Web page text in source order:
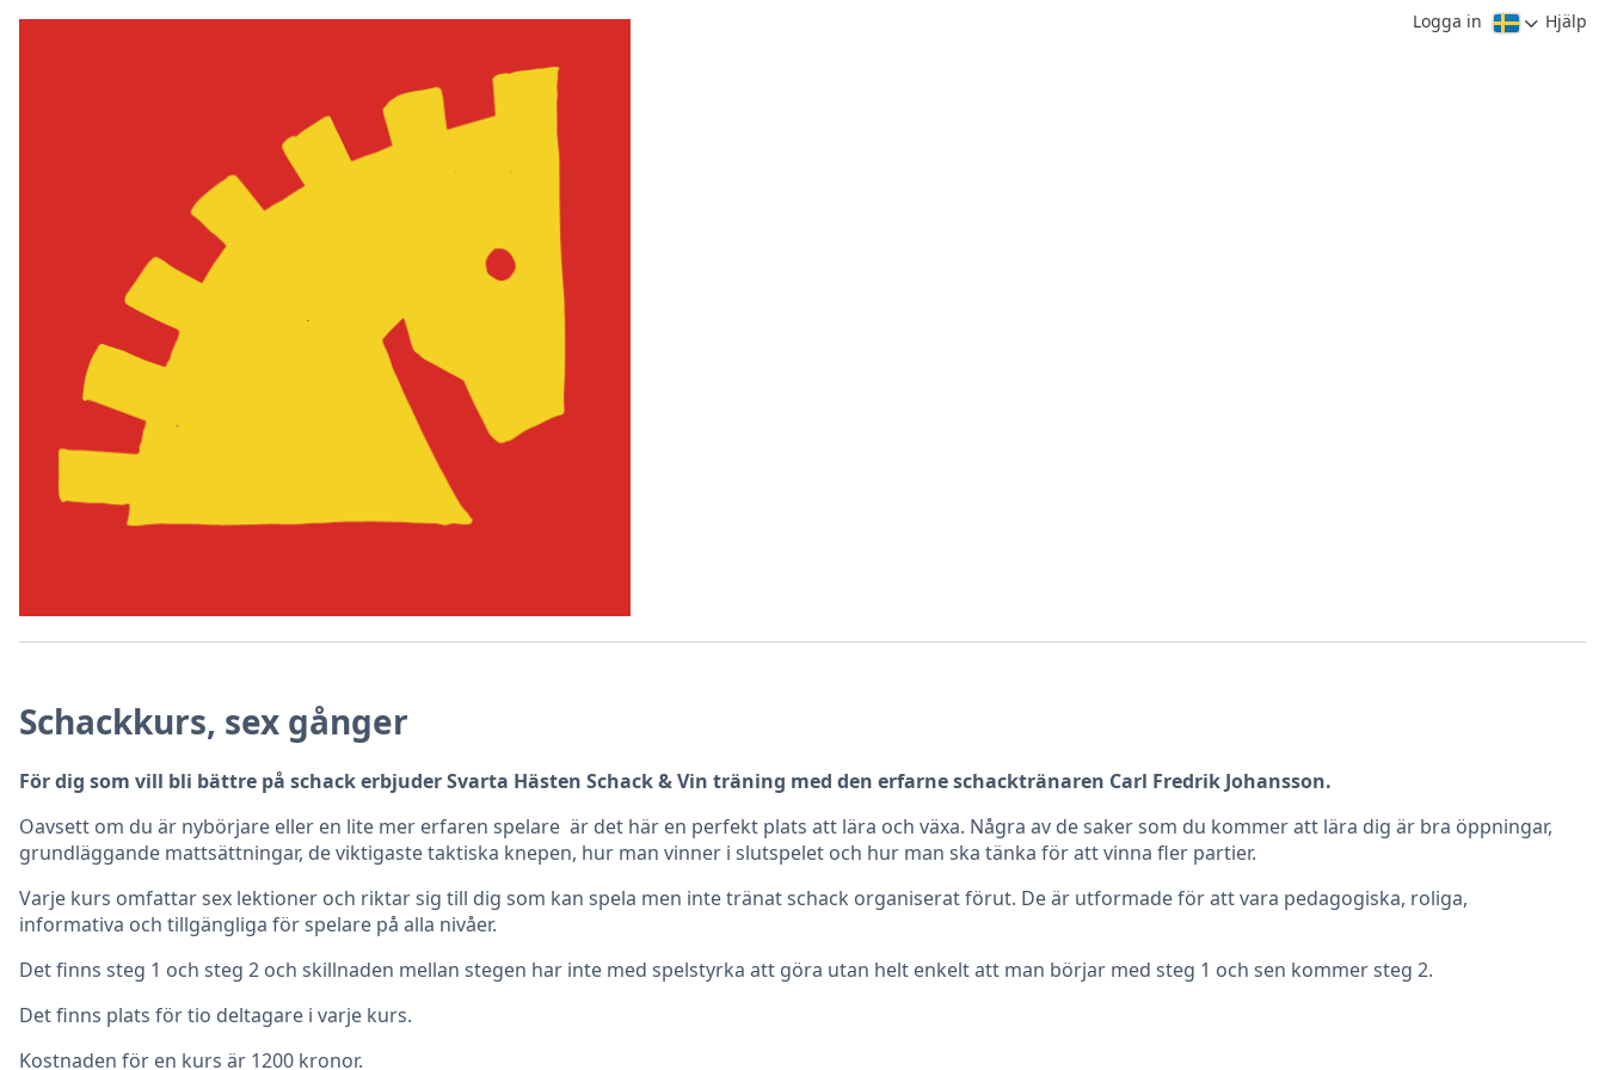
Logga in Hjälp
Schackkurs, sex gånger
För dig som vill bli bättre på schack erbjuder Svarta Hästen Schack & Vin träning med den erfarne schacktränaren Carl Fredrik Johansson.
Oavsett om du är nybörjare eller en lite mer erfaren spelare är det här en perfekt plats att lära och växa. Några av de saker som du kommer att lära dig är bra öppningar,
grundläggande mattsättningar, de viktigaste taktiska knepen, hur man vinner i slutspelet och hur man ska tänka för att vinna fler partier.
Varje kurs omfattar sex lektioner och riktar sig till dig som kan spela men inte tränat schack organiserat förut. De är utformade för att vara pedagogiska, roliga,
informativa och tillgängliga för spelare på alla nivåer.
Det finns steg 1 och steg 2 och skillnaden mellan stegen har inte med spelstyrka att göra utan helt enkelt att man börjar med steg 1 och sen kommer steg 2.
Det finns plats för tio deltagare i varje kurs.
Kostnaden för en kurs är 1200 kronor.